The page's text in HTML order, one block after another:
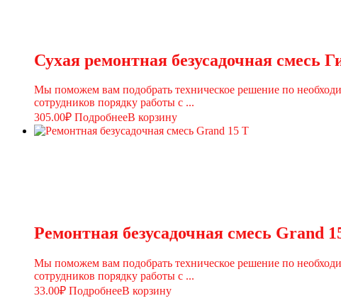
Сухая ремонтная безусадочная смесь
Мы поможем вам подобрать техническое решение по
сотрудников порядку работы с ...
305.00₽ ПодробнееВ корзину
Ремонтная безусадочная смесь Grand
Мы поможем вам подобрать техническое решение по
сотрудников порядку работы с ...
33.00₽ ПодробнееВ корзину